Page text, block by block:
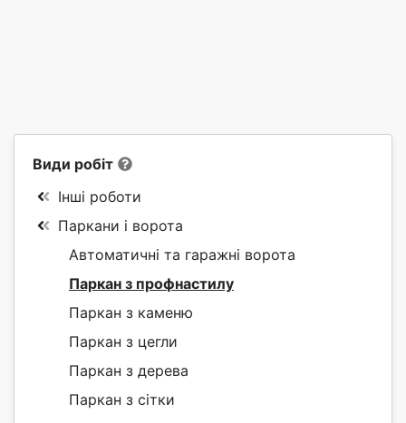
Види робіт
Інші роботи
Паркани і ворота
Автоматичні та гаражні ворота
Паркан з профнастилу
Паркан з каменю
Паркан з цегли
Паркан з дерева
Паркан з сітки